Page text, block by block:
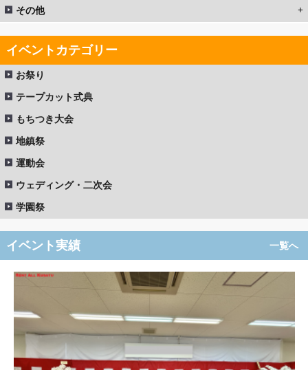
その他
イベントカテゴリー
お祭り
テープカット式典
もちつき大会
地鎮祭
運動会
ウェディング・二次会
学園祭
イベント実績 一覧へ